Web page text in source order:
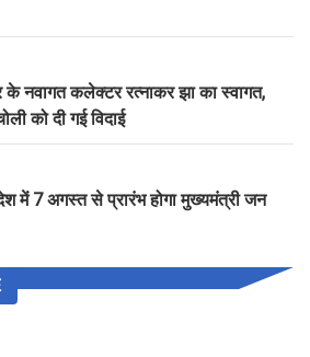
नवागत कलेक्टर रत्नाकर झा का स्वागत,
को दी गई विदाई
में 7 अगस्त से प्रारंभ होगा मुख्यमंत्री जन